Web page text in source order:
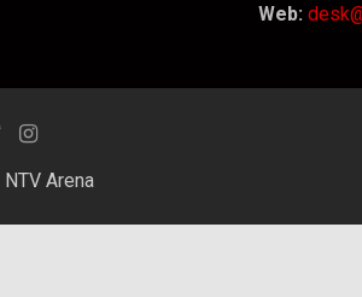
Web:
NTV Arena